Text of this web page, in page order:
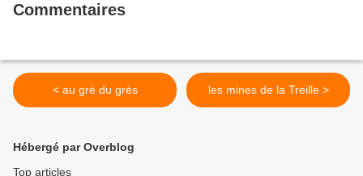
Commentaires
< au gré du grès les mines de la Treille >
Hébergé par Overblog
Top articles